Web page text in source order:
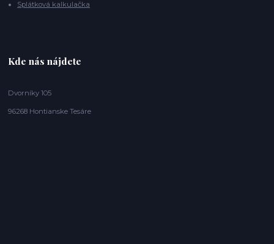
Splátková kalkulačka
Kde nás nájdete
Dvorníky 105
96268 Hontianske Tesáre